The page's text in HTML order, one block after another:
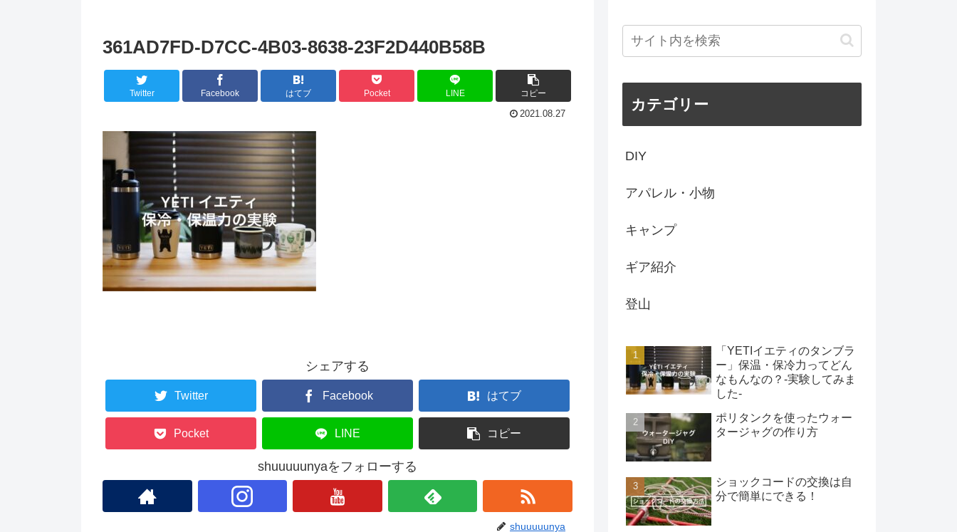
361AD7FD-D7CC-4B03-8638-23F2D440B58B
Twitter Facebook はてブ Pocket LINE コピー
2021.08.27
シェアする
Twitter Facebook はてブ
Pocket LINE コピー
shuuuuunyaをフォローする
shuuuuunya
カテゴリー
DIY
アパレル・小物
キャンプ
ギア紹介
登山
「YETIイエティのタンブラ
ー」保温・保冷力ってどん
なもんなの？-実験してみま
した-
ポリタンクを使ったウォー
タージャグの作り方
ショックコードの交換は自
分で簡単にできる！